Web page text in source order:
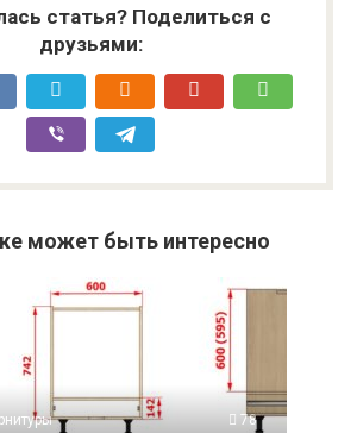
статья? Поделиться с
друзьями:
может быть интересно
78